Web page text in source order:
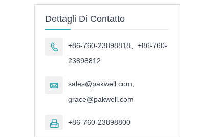
Dettagli Di Contatto

+86-760-23898818、+86-760-
23898812

sales@pakwell.com,
grace@pakwell.com
 +86-760-23898800